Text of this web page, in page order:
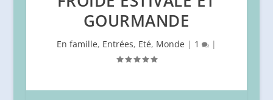
GOURMANDE
En famille, Entrées, Eté, Monde | 1 |